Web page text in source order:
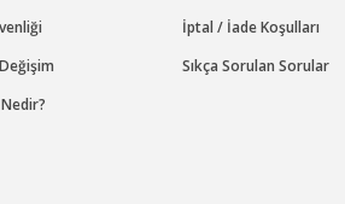
İptal / İade Koşulları
Sıkça Sorulan Sorular